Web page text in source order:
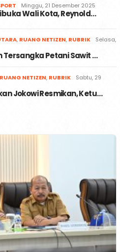
Minggu, 21 Desember 2025
Wali Kota, Reynold…
, RUANG NETIZEN, RUBRIK
Selasa,
Tersangka Petani Sawit …
RUANG NETIZEN, RUBRIK
Sabtu, 29
Jokowi Resmikan, Ketu…